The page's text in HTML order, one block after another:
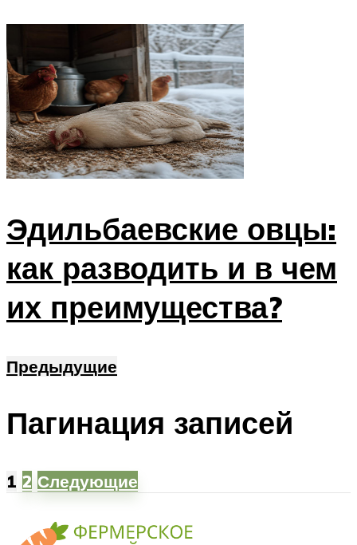
Эдильбаевские овцы:
как разводить и в чем
их преимущества?
Предыдущие
Пагинация записей
1 2 Следующие